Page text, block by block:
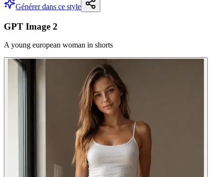
Générer dans ce style
GPT Image 2
A young european woman in shorts